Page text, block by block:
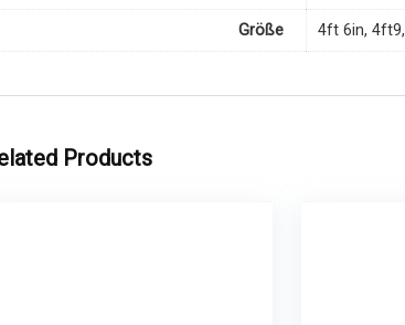
Größe 4ft 6in,
Products